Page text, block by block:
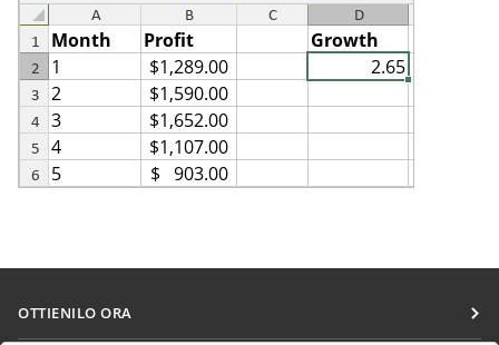
OTTIENILO ORA